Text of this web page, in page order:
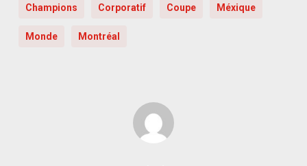
Champions Corporatif Coupe Méxique
Monde Montréal